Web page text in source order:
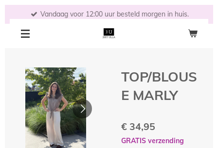
direct
Vandaag voor 12:00 uur besteld morgen in huis.
TOP/BLOUS
E MARLY
€ 34,95
GRATIS verzending